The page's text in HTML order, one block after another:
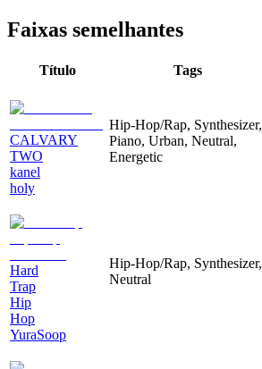
Faixas semelhantes
Título Tags
CALVARY
TWO
kanel
holy
Hip-Hop/Rap, Synthesizer,
Piano, Urban, Neutral,
Energetic
Hard
Trap
Hip
Hop
YuraSoop
Hip-Hop/Rap, Synthesizer,
Neutral